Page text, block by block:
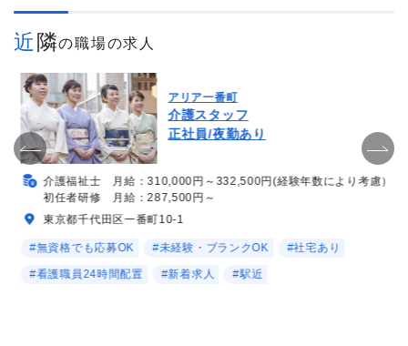
近隣の職場の求人
アリア一番町
介護スタッフ
正社員/夜勤あり
介護福祉士 月給：310,000円～332,500円(経験年数により考慮）
初任者研修 月給：287,500円～
東京都千代田区一番町10-1
#無資格でも応募OK #未経験・ブランクOK #社宅あり
#看護職員24時間配置 #新着求人 #駅近